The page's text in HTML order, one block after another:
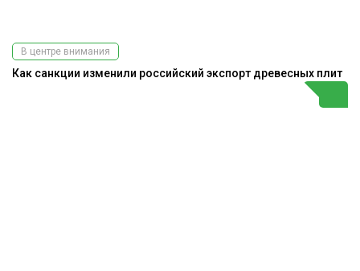
В центре внимания
Как санкции изменили российский экспорт древесных плит